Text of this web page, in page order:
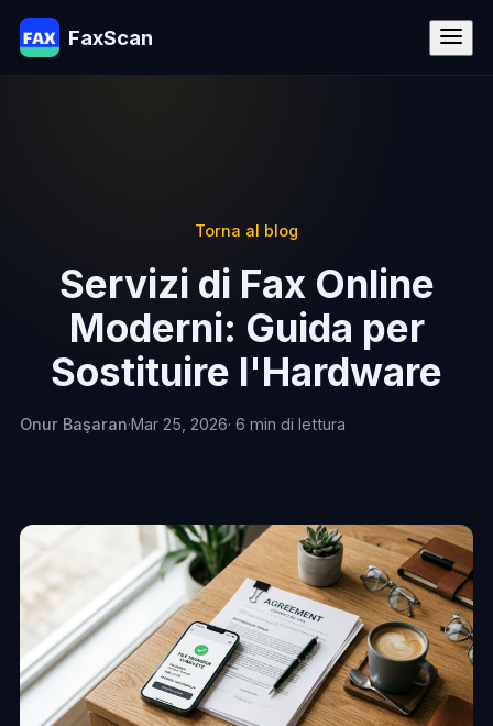
FaxScan
Torna al blog
Servizi di Fax Online
Moderni: Guida per
Sostituire l'Hardware
Onur Başaran·Mar 25, 2026· 6 min di lettura